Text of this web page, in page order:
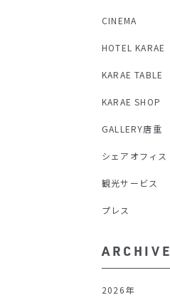
CINEMA
HOTEL KARAE
KARAE TABLE
KARAE SHOP
GALLERY唐重
シェアオフィス
観光サービス
プレス
ARCHIVE
2026年